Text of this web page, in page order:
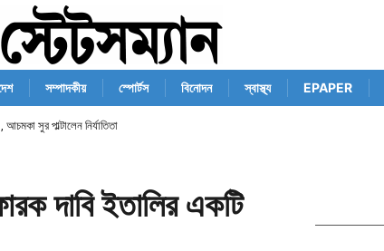
সম্পাদকীয় স্পোর্টস বিনোদন স্বাস্থ্য EPAPER
সুর পাল্টালেন নির্যাতিতা
দাবি ইতালির একটি